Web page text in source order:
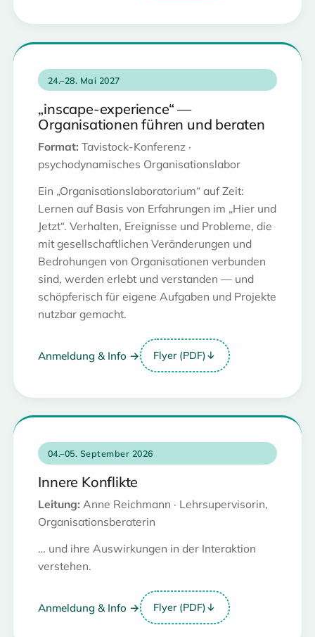
24.–28. Mai 2027
„inscape-experience“ —
Organisationen führen und beraten
Format: Tavistock-Konferenz ·
psychodynamisches Organisationslabor
Ein „Organisationslaboratorium“ auf Zeit:
Lernen auf Basis von Erfahrungen im „Hier und
Jetzt“. Verhalten, Ereignisse und Probleme, die
mit gesellschaftlichen Veränderungen und
Bedrohungen von Organisationen verbunden
sind, werden erlebt und verstanden — und
schöpferisch für eigene Aufgaben und Projekte
nutzbar gemacht.
Anmeldung & Info → Flyer (PDF)↓
04.–05. September 2026
Innere Konflikte
Leitung: Anne Reichmann · Lehrsupervisorin,
Organisationsberaterin
… und ihre Auswirkungen in der Interaktion
verstehen.
Anmeldung & Info → Flyer (PDF)↓